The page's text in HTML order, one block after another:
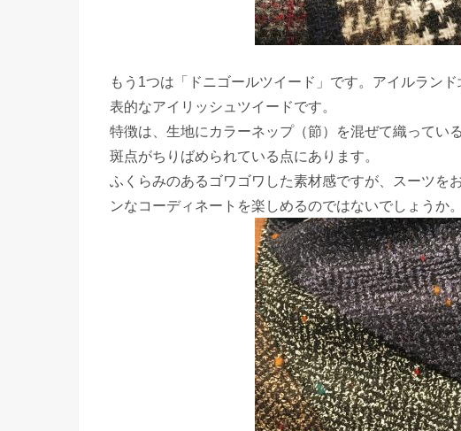
もう1つは「ドニゴールツイード」です。アイルラン
表的なアイリッシュツイードです。
特徴は、生地にカラーネップ（節）を混ぜて織ってい
斑点がちりばめられている点にあります。
ふくらみのあるゴワゴワした素材感ですが、スーツを
ンなコーディネートを楽しめるのではないでしょうか。